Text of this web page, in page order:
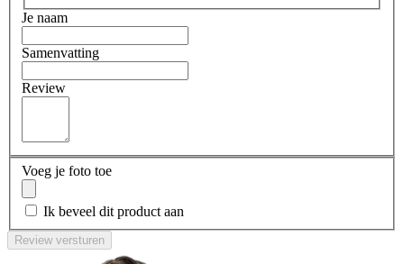
Je naam
Samenvatting
Review
Voeg je foto toe
Ik beveel dit product aan
Review versturen